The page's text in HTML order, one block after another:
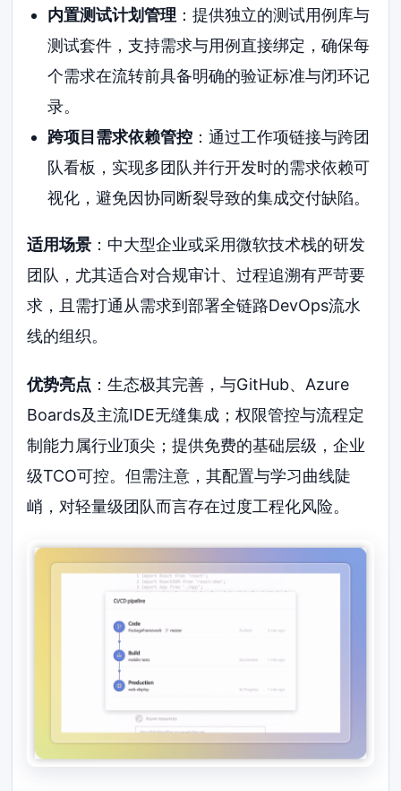
内置测试计划管理 ：提供独立的测试用例库与
测试套件，支持需求与用例直接绑定，确保每
个需求在流转前具备明确的验证标准与闭环记
录。
跨项目需求依赖管控：通过工作项链接与跨团
队看板，实现多团队并行开发时的需求依赖可
视化，避免因协同断裂导致的集成交付缺陷。
适用场景 ：中大型企业或采用微软技术栈的研发
团队，尤其适合对合规审计、过程追溯有严苛要
求，且需打通从需求到部署全链路DevOps流水
线的组织。
优势亮点 ：生态极其完善，与GitHub、Azure
Boards及主流IDE无缝集成；权限管控与流程定
制能力属行业顶尖；提供免费的基础层级，企业
级TCO可控。但需注意，其配置与学习曲线陡
峭，对轻量级团队而言存在过度工程化风险。